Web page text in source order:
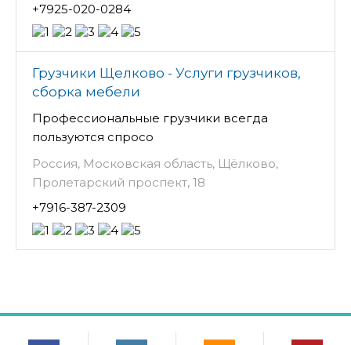
+7925-020-0284
Грузчики Щелково - Услуги грузчиков,
сборка мебели
Профессиональные грузчики всегда
пользуются спросо
Россия, Московская область, Щёлково,
Пролетарский проспект, 18
+7916-387-2309